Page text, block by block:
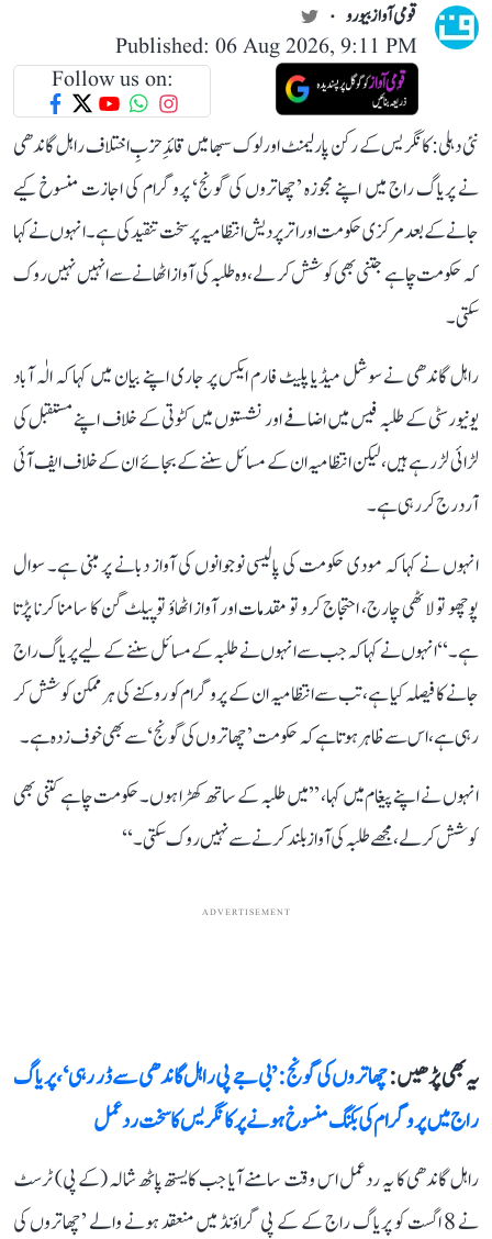
قومی آواز بیورو
Published: 06 Aug 2026, 9:11 PM
Follow us on:
نئی دہلی: کانگریس کے رکن پارلیمنٹ اور لوک سبھا میں قائدِ حزبِ اختلاف راہل گاندھی
نے پریاگ راج میں اپنے مجوزہ ’چھاتروں کی گونج‘ پروگرام کی اجازت منسوخ کیے
جانے کے بعد مرکزی حکومت اور اتر پردیش انتظامیہ پر سخت تنقید کی ہے۔ انہوں نے کہا
کہ حکومت چاہے جتنی بھی کوشش کر لے، وہ طلبہ کی آواز اٹھانے سے انہیں نہیں روک
سکتی۔
راہل گاندھی نے سوشل میڈیا پلیٹ فارم ایکس پر جاری اپنے بیان میں کہا کہ الٰہ آباد
یونیورسٹی کے طلبہ فیس میں اضافے اور نشستوں میں کٹوتی کے خلاف اپنے مستقبل کی
لڑائی لڑ رہے ہیں، لیکن انتظامیہ ان کے مسائل سننے کے بجائے ان کے خلاف ایف آئی
آر درج کر رہی ہے۔
انہوں نے کہا کہ مودی حکومت کی پالیسی نوجوانوں کی آواز دبانے پر مبنی ہے۔ سوال
پوچھو تو لاٹھی چارج، احتجاج کرو تو مقدمات اور آواز اٹھاؤ تو پیلٹ گن کا سامنا کرنا پڑتا
ہے۔‘‘ انہوں نے کہا کہ جب سے انہوں نے طلبہ کے مسائل سننے کے لیے پریاگ راج
جانے کا فیصلہ کیا ہے، تب سے انتظامیہ ان کے پروگرام کو روکنے کی ہر ممکن کوشش کر
رہی ہے، اس سے ظاہر ہوتا ہے کہ حکومت ’چھاتروں کی گونج‘ سے بھی خوف زدہ ہے۔
انہوں نے اپنے پیغام میں کہا، ’’میں طلبہ کے ساتھ کھڑا ہوں۔ حکومت چاہے کتنی بھی
کوشش کر لے، مجھے طلبہ کی آواز بلند کرنے سے نہیں روک سکتی۔‘‘
ADVERTISEMENT
یہ بھی پڑھیں :چھاتروں کی گونج: ’بی جے پی راہل گاندھی سے ڈر رہی‘، پریاگ
راج میں پروگرام کی بکنگ منسوخ ہونے پر کانگریس کا سخت ردعمل
راہل گاندھی کا یہ ردعمل اس وقت سامنے آیا جب کایستھ پاٹھ شالہ (کے پی) ٹرسٹ
نے 8 اگست کو پریاگ راج کے کے پی گراؤنڈ میں منعقد ہونے والے ’چھاتروں کی